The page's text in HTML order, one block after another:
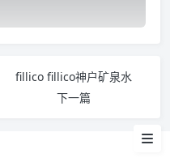
fillico fillico神户矿泉水
下一篇